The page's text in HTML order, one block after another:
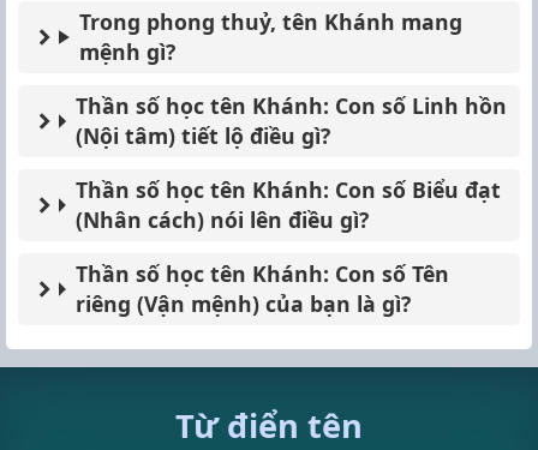
Trong phong thuỷ, tên Khánh mang
mệnh gì?
Thần số học tên Khánh: Con số Linh hồn
(Nội tâm) tiết lộ điều gì?
Thần số học tên Khánh: Con số Biểu đạt
(Nhân cách) nói lên điều gì?
Thần số học tên Khánh: Con số Tên
riêng (Vận mệnh) của bạn là gì?
Từ điển tên